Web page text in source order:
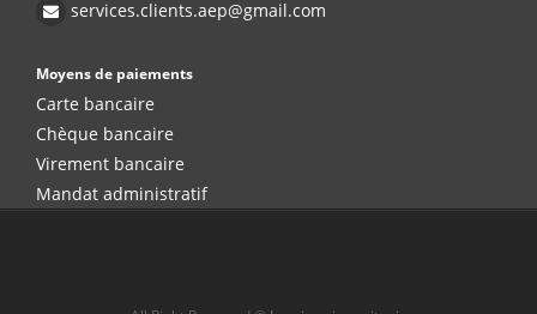
services.clients.aep@gmail.com
Moyens de paiements
Carte bancaire
Chèque bancaire
Virement bancaire
Mandat administratif